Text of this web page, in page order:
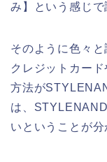
み】という感じで
そのように色々と
クレジットカー
方法が
は、
いということが分